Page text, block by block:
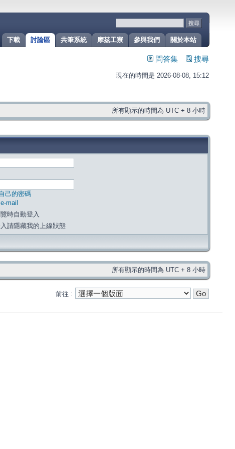
關於本站
參與我們
摩茲工寮
共筆系統
討論區
下載
問答集 搜尋
現在的時間是 2026-08-08, 15:12
所有顯示的時間為 UTC + 8 小時
己的密碼
mail
時自動登入
請隱藏我的上線狀態
所有顯示的時間為 UTC + 8 小時
前往 :